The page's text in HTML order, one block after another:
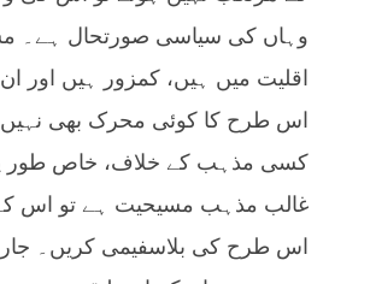
وہاں کی سیاسی صورتحال ہے۔
اقلیت میں ہیں، کمزور ہیں اور
اس طرح کا کوئی محرک بھی
کسی مذہب کے خلاف، خاص طور
غالب مذہب مسیحیت ہے تو اس
اس طرح کی بلاسفیمی کریں۔